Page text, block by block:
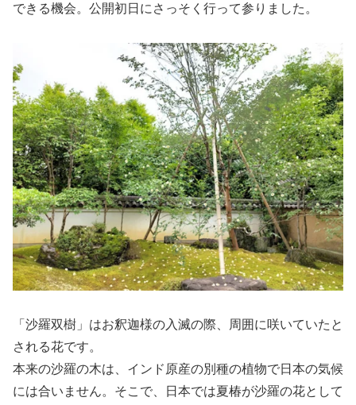
できる機会。公開初日にさっそく行って参りました。
「沙羅双樹」はお釈迦様の入滅の際、周囲に咲いていたと
される花です。
本来の沙羅の木は、インド原産の別種の植物で日本の気候
には合いません。そこで、日本では夏椿が沙羅の花として